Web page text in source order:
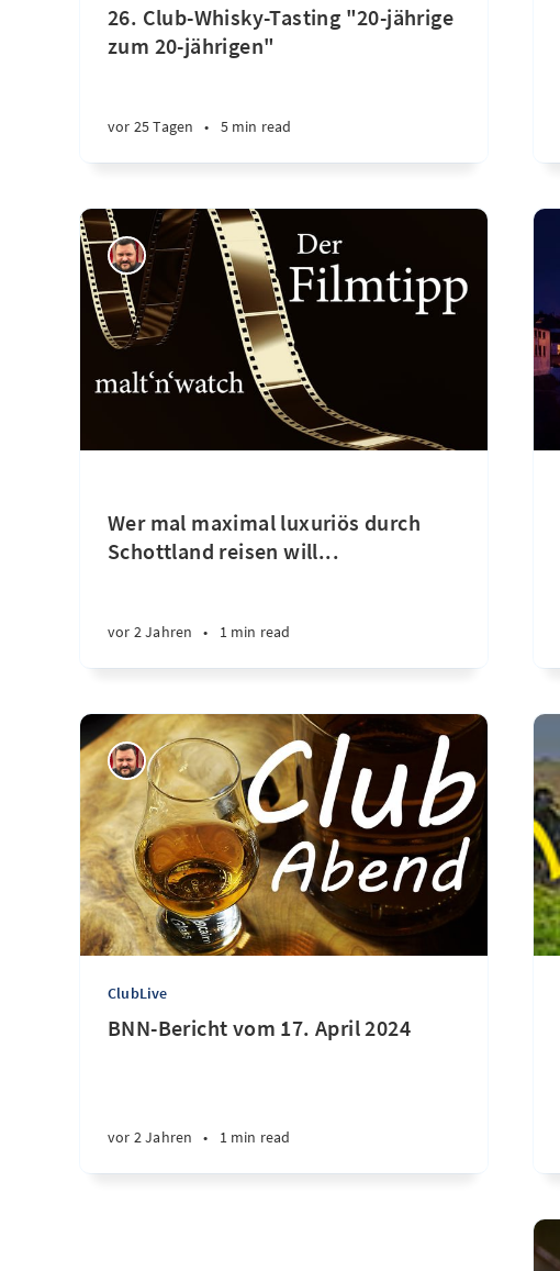
26. Club-Whisky-Tasting "20-jährige
zum 20-jährigen"
vor 25 Tagen • 5 min read
Wer mal maximal luxuriös durch
Schottland reisen will...
vor 2 Jahren • 1 min read
ClubLive
BNN-Bericht vom 17. April 2024
vor 2 Jahren • 1 min read